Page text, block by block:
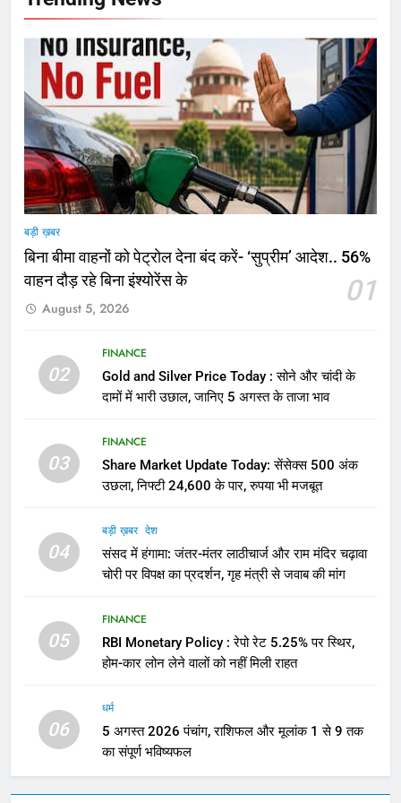
बड़ी ख़बर
बिना बीमा वाहनों को पेट्राेल देना बंद करें- ‘सुप्रीम’ आदेश.. 56%
वाहन दौड़ रहे बिना इंश्योरेंस के
01
August 5, 2026
02
FINANCE
Gold and Silver Price Today : सोने और चांदी के
दामों में भारी उछाल, जानिए 5 अगस्त के ताजा भाव
03
FINANCE
Share Market Update Today: सेंसेक्स 500 अंक
उछला, निफ्टी 24,600 के पार, रुपया भी मजबूत
04
बड़ी ख़बर देश
संसद में हंगामा: जंतर-मंतर लाठीचार्ज और राम मंदिर चढ़ावा
चोरी पर विपक्ष का प्रदर्शन, गृह मंत्री से जवाब की मांग
05
FINANCE
RBI Monetary Policy : रेपो रेट 5.25% पर स्थिर,
होम-कार लोन लेने वालों को नहीं मिली राहत
06
धर्म
5 अगस्त 2026 पंचांग, राशिफल और मूलांक 1 से 9 तक
का संपूर्ण भविष्यफल